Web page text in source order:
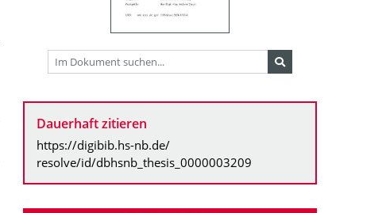
Dauerhaft zitieren
https://digibib.hs-nb.de/
resolve/id/dbhsnb_thesis_0000003209